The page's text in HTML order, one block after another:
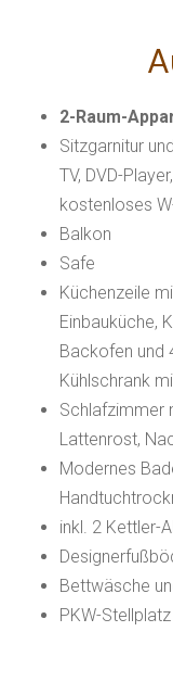
2-Raum-
Sitzgarnitur
TV, DVD-Player,
kostenloses
Balkon
Safe
Küchenzeile
Einbauküche,
Backofen und
Kühlschrank
Schlafzimmer
Lattenrost,
Modernes
inkl. 2 Kettler-
Bettwäsche
PKW-